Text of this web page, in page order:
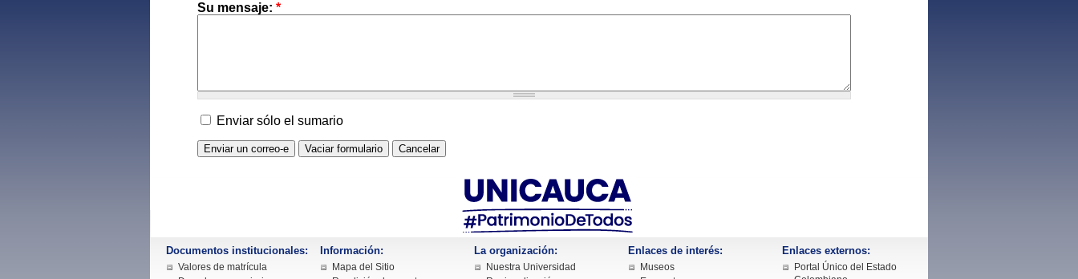
Su mensaje: *
Enviar sólo el sumario
Documentos institucionales:
Valores de matrícula
Información:
Mapa del Sitio
La organización:
Nuestra Universidad
Enlaces de interés:
Museos
Enlaces externos:
Portal Único del Estado